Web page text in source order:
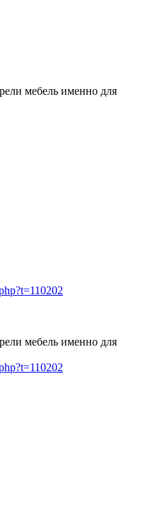
мебель именно для
мебель именно для